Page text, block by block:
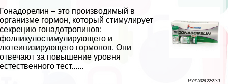
Гонадорелин – это производимый в
организме гормон, который стимулирует
секрецию гонадотропинов:
фолликулостимулирующего и
лютеинизирующего гормонов. Они
отвечают за повышение уровня
естественного тест......
15 07 2026 22:21:11